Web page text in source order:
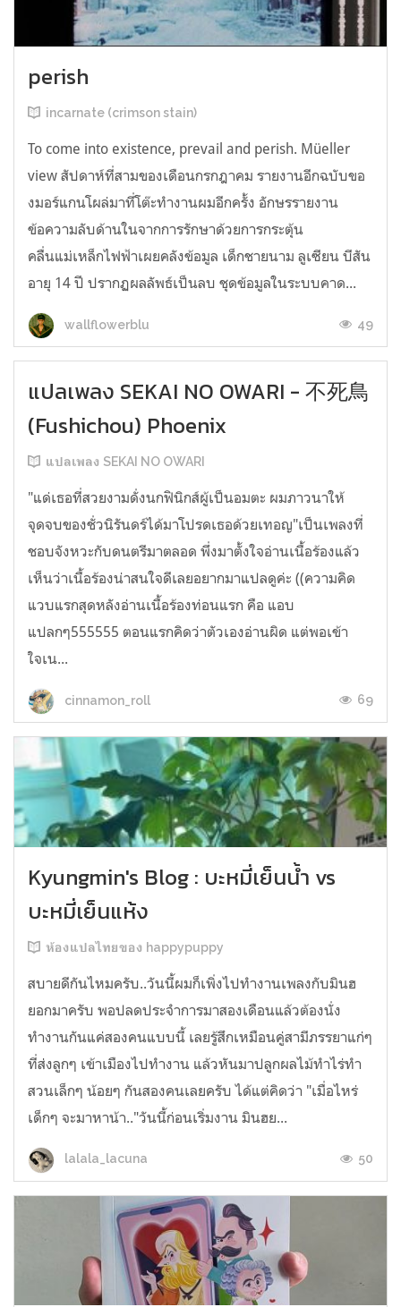
perish
incarnate (crimson stain)
To come into existence, prevail and perish. Müeller
view สัปดาห์ที่สามของเดือนกรกฎาคม รายงานอีกฉบับขอ
งมอร์แกนโผล่มาที่โต๊ะทำงานผมอีกครั้ง อักษรรายงาน
ข้อความลับด้านในจากการรักษาด้วยการกระตุ้น
คลื่นแม่เหล็กไฟฟ้าเผยคลังข้อมูล เด็กชายนาม ลูเซียน บีสัน
อายุ 14 ปี ปรากฏผลลัพธ์เป็นลบ ชุดข้อมูลในระบบคาด...
wallflowerblu 49
แปลเพลง SEKAI NO OWARI - 不死鳥
(Fushichou) Phoenix
แปลเพลง SEKAI NO OWARI
"แด่เธอที่สวยงามดั่งนกฟินิกส์ผู้เป็นอมตะ ผมภาวนาให้
จุดจบของชั่วนิรันดร์ได้มาโปรดเธอด้วยเทอญ"เป็นเพลงที่
ชอบจังหวะกับดนตรีมาตลอด พึ่งมาตั้งใจอ่านเนื้อร้องแล้ว
เห็นว่าเนื้อร้องน่าสนใจดีเลยอยากมาแปลดูค่ะ ((ความคิด
แวบแรกสุดหลังอ่านเนื้อร้องท่อนแรก คือ แอบ
แปลกๆ555555 ตอนแรกคิดว่าตัวเองอ่านผิด แต่พอเข้า
ใจเน...
cinnamon_roll 69
Kyungmin's Blog : บะหมี่เย็นน้ำ vs
บะหมี่เย็นแห้ง
ห้องแปลไทยของ happypuppy
สบายดีกันไหมครับ..วันนี้ผมก็เพิ่งไปทำงานเพลงกับมินฮ
ยอกมาครับ พอปลดประจำการมาสองเดือนแล้วต้องนั่ง
ทำงานกันแค่สองคนแบบนี้ เลยรู้สึกเหมือนคู่สามีภรรยาแก่ๆ
ที่ส่งลูกๆ เข้าเมืองไปทำงาน แล้วหันมาปลูกผลไม้ทำไร่ทำ
สวนเล็กๆ น้อยๆ กันสองคนเลยครับ ได้แต่คิดว่า "เมื่อไหร่
เด็กๆ จะมาหาน้า.."วันนี้ก่อนเริ่มงาน มินฮย...
lalala_lacuna 50